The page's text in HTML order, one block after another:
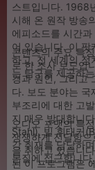
스트입니다. 1968
시해 온 원작 방송
에피소드를 시간
어 있습니다. 이 팟
하고, 전 세계의 정
는 탐구를 제공하
콘텐츠의 주요 특
로 한 조사 보도입
경과 원인, 그리고
다. 보도 분야는 국
부조리에 대한 고
지 매우 방대합니
Stahl), 빌 휘태커
각 취재를 담당하
본질에 접근합니다.
오디오 포맷의 특
생생하게 전달함
을 취하고 있습니
된 이 프로그램은